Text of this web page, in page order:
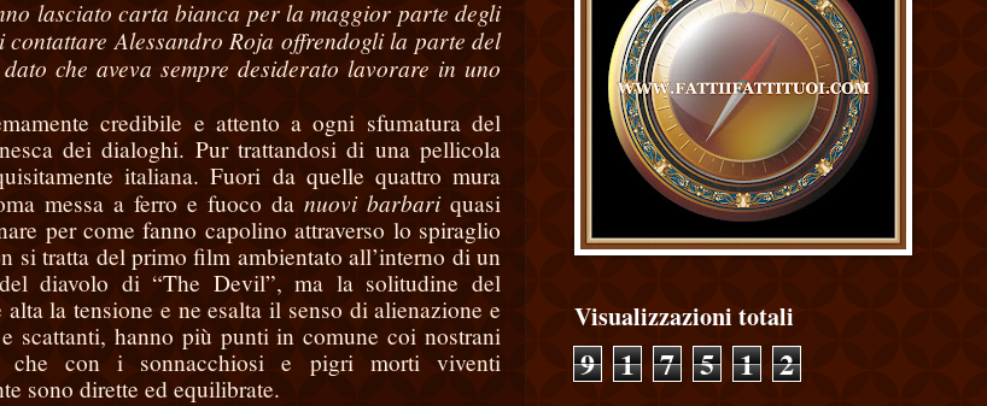
lasciato carta bianca per la maggior parte degli
Alessandro Roja offrendogli la parte del
che aveva sempre desiderato lavorare in uno
credibile e attento a ogni sfumatura del
dei dialoghi. Pur trattandosi di una pellicola
italiana. Fuori da quelle quattro mura
messa a ferro e fuoco da nuovi barbariquasi
per come fanno capolino attraverso lo spiraglio
si tratta del primo film ambientato all’interno di un
diavolo di “The Devil”, ma la solitudine del
la tensione e ne esalta il senso di alienazione e
scattanti, hanno più punti in comune coi nostrani
con i sonnacchiosi e pigri morti viventi
sono dirette ed equilibrate.
Visualizzazioni totali
9 1 7 5 1 2